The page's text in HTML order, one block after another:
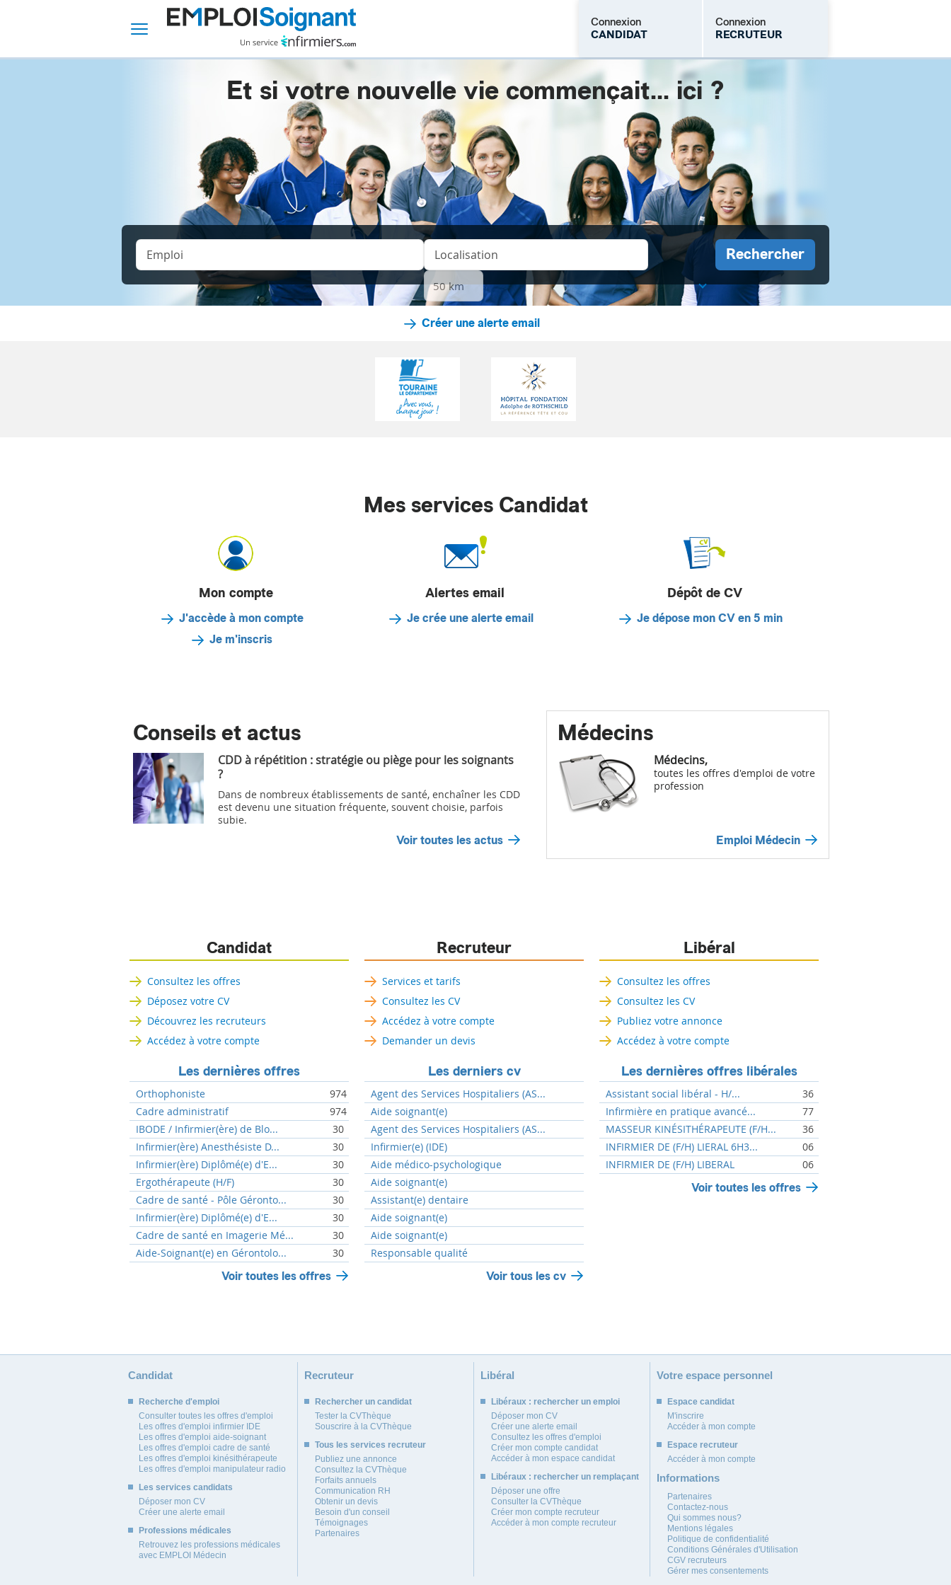
Connexion
CANDIDAT
Connexion
RECRUTEUR
M'inscrire Mot de passe oublié
Et si votre nouvelle vie commençait... ici ?
Créer une alerte email
Mes services Candidat
Mon compte
J'accède à mon compte
Je m'inscris
Alertes email
Je crée une alerte email
Dépôt de CV
Je dépose mon CV en 5 min
Conseils et actus
CDD à répétition : stratégie ou piège pour les soignants
?
Dans de nombreux établissements de santé, enchaîner les CDD
est devenu une situation fréquente, souvent choisie, parfois
subie.
Voir toutes les actus
Médecins
Médecins,
toutes les offres d'emploi de votre
profession
Emploi Médecin
Candidat
Consultez les offres
Déposez votre CV
Découvrez les recruteurs
Accédez à votre compte
Les dernières offres
Orthophoniste
974
Cadre administratif
974
IBODE / Infirmier(ère) de Blo...
30
Infirmier(ère) Anesthésiste D...
30
Infirmier(ère) Diplômé(e) d'E...
30
Ergothérapeute (H/F)
30
Cadre de santé - Pôle Géronto...
30
Infirmier(ère) Diplômé(e) d'E...
30
Cadre de santé en Imagerie Mé...
30
Aide-Soignant(e) en Gérontolo...
30
Voir toutes les offres
Recruteur
Services et tarifs
Consultez les CV
Accédez à votre compte
Demander un devis
Les derniers cv
Agent des Services Hospitaliers (AS...
Aide soignant(e)
Agent des Services Hospitaliers (AS...
Infirmier(e) (IDE)
Aide médico-psychologique
Aide soignant(e)
Assistant(e) dentaire
Aide soignant(e)
Aide soignant(e)
Responsable qualité
Voir tous les cv
Libéral
Consultez les offres
Consultez les CV
Publiez votre annonce
Accédez à votre compte
Les dernières offres libérales
Assistant social libéral - H/...
36
Infirmière en pratique avancé...
77
MASSEUR KINÉSITHÉRAPEUTE (F/H...
36
INFIRMIER DE (F/H) LIERAL 6H3...
06
INFIRMIER DE (F/H) LIBERAL
06
Voir toutes les offres
Candidat
Recherche d'emploi
Consulter toutes les offres d'emploi
Les offres d'emploi infirmier IDE
Les offres d'emploi aide-soignant
Les offres d'emploi cadre de santé
Les offres d'emploi kinésithérapeute
Les offres d'emploi manipulateur radio
Les services candidats
Déposer mon CV
Créer une alerte email
Professions médicales
Retrouvez les professions médicales
avec EMPLOI Médecin
Recruteur
Rechercher un candidat
Tester la CVThèque
Souscrire à la CVThèque
Tous les services recruteur
Publiez une annonce
Consultez la CVThèque
Forfaits annuels
Communication RH
Obtenir un devis
Besoin d'un conseil
Témoignages
Partenaires
Libéral
Libéraux : rechercher un emploi
Déposer mon CV
Créer une alerte email
Consultez les offres d'emploi
Créer mon compte candidat
Accéder à mon espace candidat
Libéraux : rechercher un remplaçant
Déposer une offre
Consulter la CVThèque
Créer mon compte recruteur
Accéder à mon compte recruteur
Votre espace personnel
Espace candidat
M'inscrire
Accéder à mon compte
Espace recruteur
Accéder à mon compte
Informations
Partenaires
Contactez-nous
Qui sommes nous?
Mentions légales
Politique de confidentialité
Conditions Générales d'Utilisation
CGV recruteurs
Gérer mes consentements